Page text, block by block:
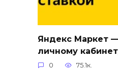
Яндекс Маркет
личному
0 75.1к.